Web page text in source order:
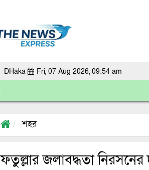
DHaka Fri, 07 Aug 2026, 09:54 am
শহর
ফতুল্লার জলাবদ্ধতা নিরসনের